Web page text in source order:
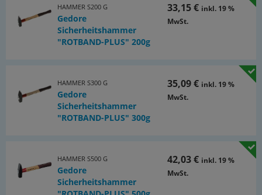
HAMMER S200 G
Gedore
Sicherheitshammer
"ROTBAND-PLUS" 200g
33,15 € inkl. 19 %
MwSt.
HAMMER S300 G
Gedore
Sicherheitshammer
"ROTBAND-PLUS" 300g
35,09 € inkl. 19 %
MwSt.
HAMMER S500 G
Gedore
Sicherheitshammer
42,03 € inkl. 19 %
MwSt.